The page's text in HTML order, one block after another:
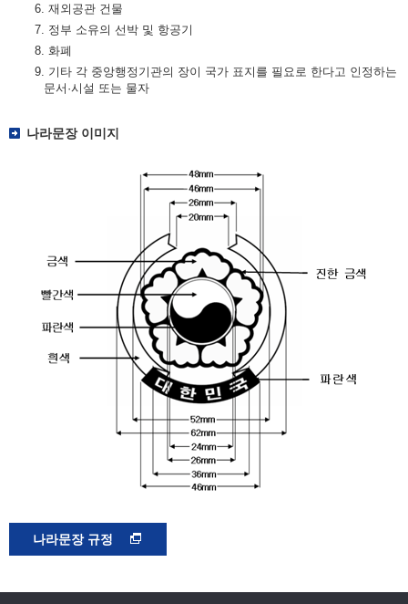
6. 재외공관 건물
7. 정부 소유의 선박 및 항공기
8. 화폐
9. 기타 각 중앙행정기관의 장이 국가 표지를 필요로 한다고 인정하는
문서·시설 또는 물자
나라문장 이미지
나라문장 규정